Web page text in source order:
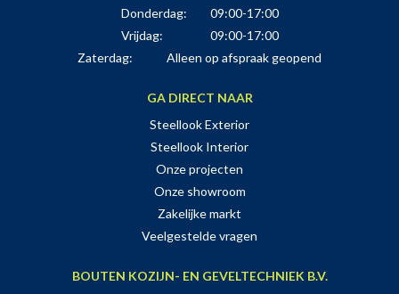
Donderdag:
09:00-17:00
Vrijdag:
09:00-17:00
Zaterdag:
Alleen op afspraak geopend
GA DIRECT NAAR
Steellook Exterior
Steellook Interior
Onze projecten
Onze showroom
Zakelijke markt
Veelgestelde vragen
BOUTEN KOZIJN- EN GEVELTECHNIEK B.V.